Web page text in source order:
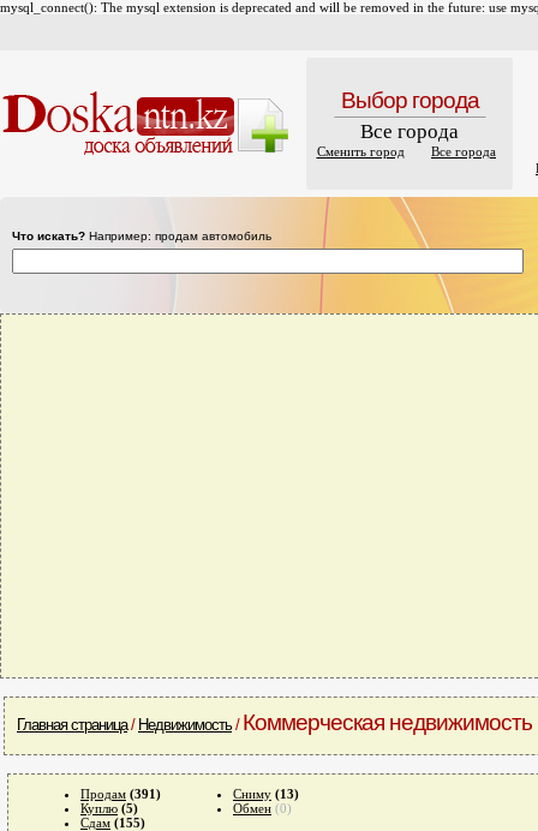
mysql_connect(): The mysql extension is deprecated and will be removed in the future: use
Выбор города
Все города
Сменить город
Все города
Что искать? Например: продам автомобиль
Главная страница/ Недвижимость/ Коммерческая недвижимость
Продам (391)
Куплю (5)
Сдам (155)
Сниму (13)
Обмен (0)